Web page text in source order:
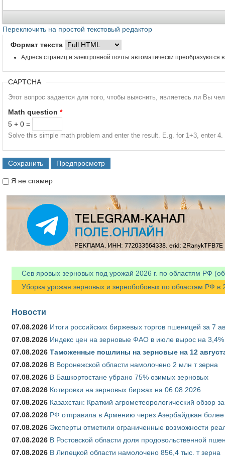
Переключить на простой текстовый редактор
Формат текста
Адреса страниц и электронной почты автоматически преобразуются
CAPTCHA
Этот вопрос задается для того, чтобы выяснить, являетесь ли Вы
Math question *
5 + 0 =
Solve this simple math problem and enter the result. E.g. for 1+3, enter 4.
Я не спамер
Сев яровых зерновых под урожай 2026 г. по областям РФ
Уборка урожая зерновых и зернобобовых по областям РФ в
Новости
07.08.2026 Итоги российских биржевых торгов пшеницей за 7
07.08.2026 Индекс цен на зерновые ФАО в июле вырос на 3,4%
07.08.2026 Таможенные пошлины на зерновые на 12
07.08.2026 В Воронежской области намолочено 2 млн т зерна
07.08.2026 В Башкортостане убрано 75% озимых зерновых
07.08.2026 Котировки на зерновых биржах на 06.08.2026
07.08.2026 Казахстан: Краткий агрометеорологический обзор
07.08.2026 РФ отправила в Армению через Азербайджан более
07.08.2026 Эксперты отметили ограниченные возможности
07.08.2026 В Ростовской области доля продовольственной
07.08.2026 В Липецкой области намолочено 856,4 тыс. т зерна